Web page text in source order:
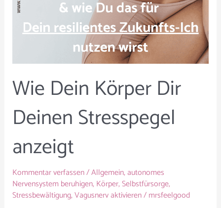
Wie Dein Körper Dir
Deinen Stresspegel
anzeigt
Kommentar verfassen/Allgemein,autonomes
Nervensystem beruhigen,Körper,Selbstfürsorge,
Stressbewältigung,Vagusnerv aktivieren/mrsfeelgood
Stresspegel
anzeigt